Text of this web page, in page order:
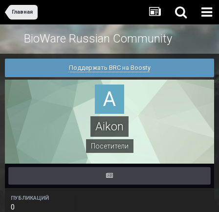
Главная
BioWare Russian Community
Поддержать BRC на Boosty
Aikon
Посетители
ПУБЛИКАЦИЙ
0